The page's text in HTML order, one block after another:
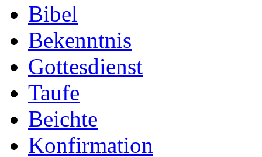
Bibel
Bekenntnis
Gottesdienst
Taufe
Beichte
Konfirmation